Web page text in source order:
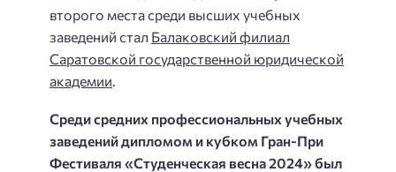
второго места среди высших учебных
заведений стал Балаковский филиал
Саратовской государственной юридической
академии.
Среди средних профессиональных учебных
заведений дипломом и кубком Гран-При
Фестиваля «Студенческая весна 2024» был